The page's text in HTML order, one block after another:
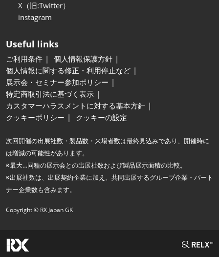
X（旧:Twitter）
instagram
Useful links
ご利用条件
個人情報保護方針
個人情報に関する修正・利用停止など
展示会・セミナー参加ポリシー
特定商取引法に基づく表示
カスタマーハラスメントに対する基本方針
クッキーポリシー
クッキーの設定
次回開催の出展社数・製品数・来場者数は最終見込みであり、開催時に
は増減の可能性があります。
※最大…同種の展示会との出展社数および製品展示面積の比較。
※出展社数は、出展契約企業に加え、共同出展するグループ企業・パート
ナー企業数も含みます。
Copyright © RX Japan GK